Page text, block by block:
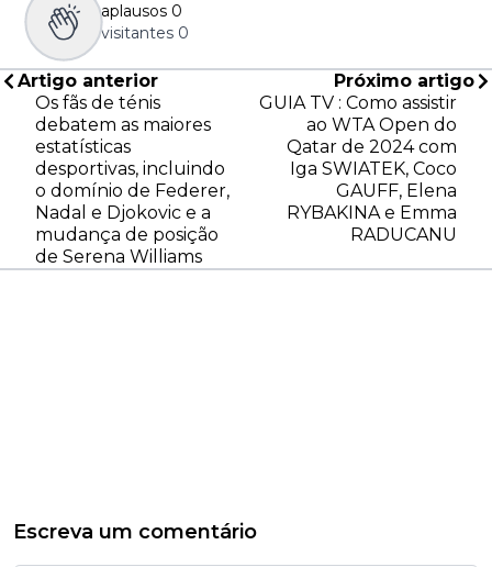
aplausos 0
visitantes 0
Artigo anterior
Os fãs de ténis
debatem as maiores
estatísticas
desportivas, incluindo
o domínio de Federer,
Nadal e Djokovic e a
mudança de posição
de Serena Williams
Próximo artigo
GUIA TV : Como assistir
ao WTA Open do
Qatar de 2024 com
Iga SWIATEK, Coco
GAUFF, Elena
RYBAKINA e Emma
RADUCANU
Escreva um comentário